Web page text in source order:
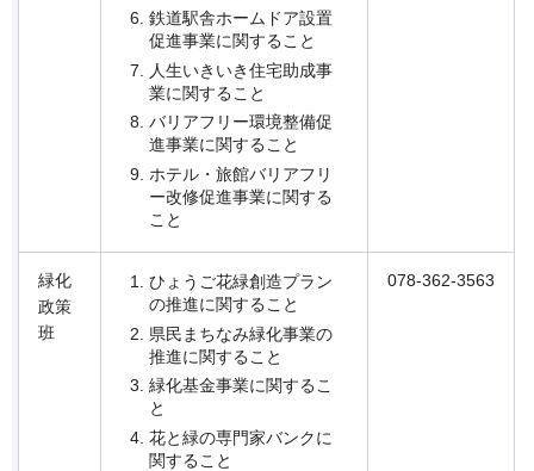
鉄道駅舎ホームドア設置
促進事業に関すること
人生いきいき住宅助成事
業に関すること
バリアフリー環境整備促
進事業に関すること
ホテル・旅館バリアフリ
ー改修促進事業に関する
こと
緑化
政策
班
ひょうご花緑創造プラン
の推進に関すること
県民まちなみ緑化事業の
推進に関すること
緑化基金事業に関するこ
と
花と緑の専門家バンクに
関すること
078-362-3563